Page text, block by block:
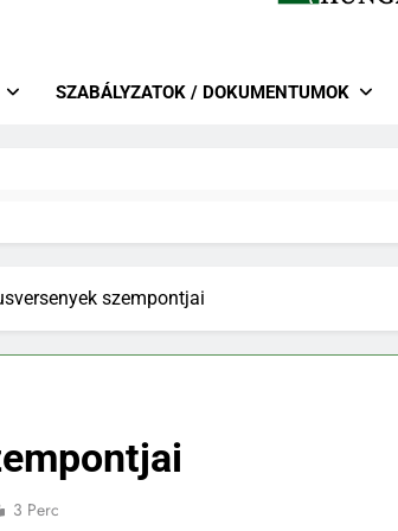
SZABÁLYZATOK / DOKUMENTUMOK
szempontjai
3 Perc